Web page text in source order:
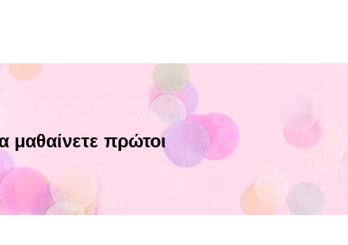
μαθαίνετε πρώτοι